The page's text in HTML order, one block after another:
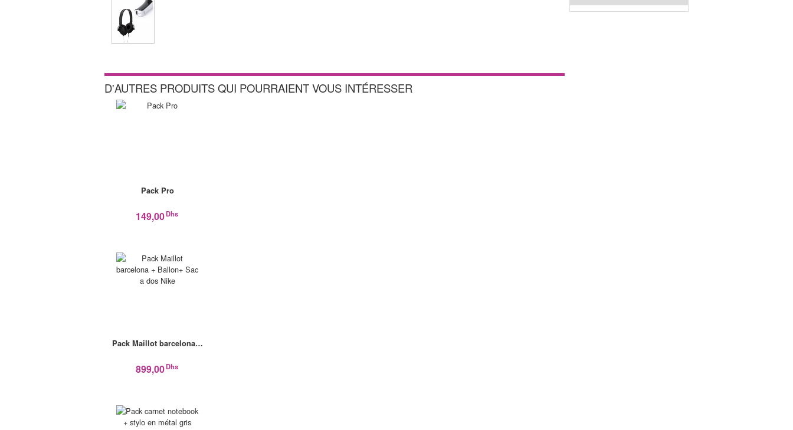
D'AUTRES PRODUITS QUI POURRAIENT VOUS INTÉRESSER
Pack Pro
149,00Dhs
Pack Maillot barcelona…
899,00Dhs